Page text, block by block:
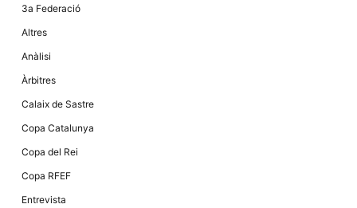
3a Federació
Altres
Anàlisi
Àrbitres
Calaix de Sastre
Copa Catalunya
Copa del Rei
Copa RFEF
Entrevista